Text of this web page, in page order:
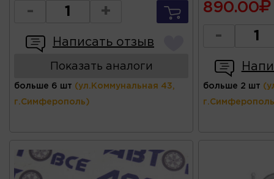
- +
Написать отзыв
Показать аналоги
больше 6 шт (ул.Коммунальная 43,
г.Симферополь)
890.00
-
больше 2 шт